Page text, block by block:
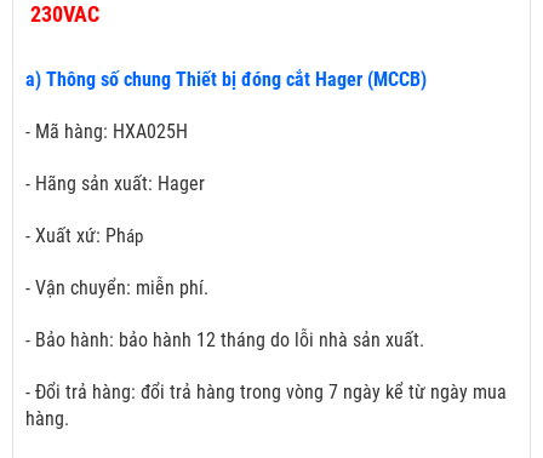
230VAC
a) Thông số chung Thiết bị đóng cắt Hager (MCCB)
- Mã hàng: HXA025H
- Hãng sản xuất: Hager
- Xuất xứ: Pháp
- Vận chuyển: miễn phí.
- Bảo hành: bảo hành 12 tháng do lỗi nhà sản xuất.
- Đổi trả hàng: đổi trả hàng trong vòng 7 ngày kể từ ngày mua
hàng.